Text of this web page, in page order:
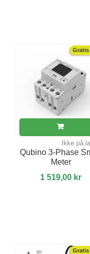
Ikke på
Qubino 3-Phase
Meter
1 519,00 kr